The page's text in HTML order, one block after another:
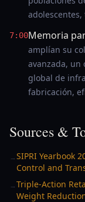
7:00Memoria
amplían su
avanzada, un
global de
fabricación,
Sources &
→SIPRI Yearbook
Control and
→Triple-Action
Weight